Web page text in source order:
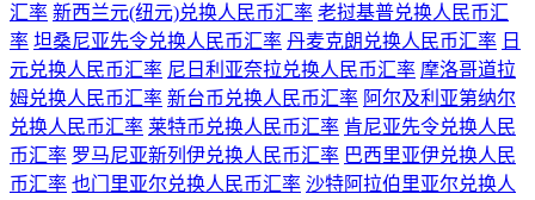
汇率 新西兰元(纽元)兑换人民币汇率 老挝基普兑换人民币汇
率 坦桑尼亚先令兑换人民币汇率 丹麦克朗兑换人民币汇率 日
元兑换人民币汇率 尼日利亚奈拉兑换人民币汇率 摩洛哥道拉
姆兑换人民币汇率 新台币兑换人民币汇率 阿尔及利亚第纳尔
兑换人民币汇率 莱特币兑换人民币汇率 肯尼亚先令兑换人民
币汇率 罗马尼亚新列伊兑换人民币汇率 巴西里亚伊兑换人民
币汇率 也门里亚尔兑换人民币汇率 沙特阿拉伯里亚尔兑换人